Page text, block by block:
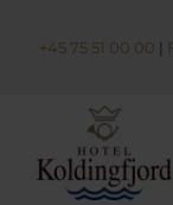
+45 75 51 00 00 |